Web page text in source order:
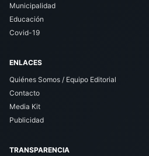
Municipalidad
Educación
Covid-19
ENLACES
Quiénes Somos / Equipo Editorial
Contacto
Media Kit
Publicidad
TRANSPARENCIA